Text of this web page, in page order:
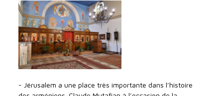
- Jérusalem a une place très importante dans l’histoire